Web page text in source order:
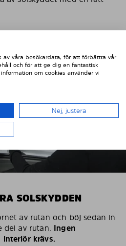
SOLSKYDDEN
av rutan och böj sedan in
del av rutan. Ingen
krävs.
av våra besökardata, för att förbättra vår
och för att ge dig en fantastisk
om cookies använder vi
Nej, justera